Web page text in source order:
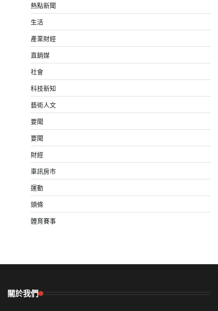
熱點新聞
生活
產業財經
直銷媒
社會
科技新知
藝術人文
要聞
要聞
財經
車訊房市
運動
頭條
體育賽事
關於我們